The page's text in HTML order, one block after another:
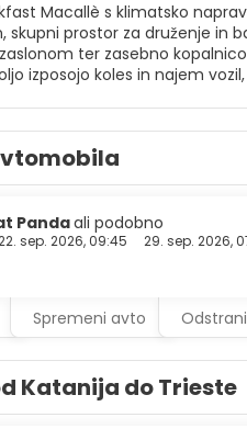
Macallè s klimatsko
prostor za druženje in bar. Na voljo
ter zasebno kopalnico z
koles in najem vozil, v bližini pa lahko
Pandaali podobno
sep. 2026, 09:45 29. sep. 2026,
Spremeni avto
Katanija do Trieste